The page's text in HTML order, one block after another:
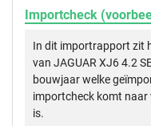
Importcheck
In dit importrapport zit
van JAGUAR XJ6 4.2
bouwjaar welke
importcheck komt
is.